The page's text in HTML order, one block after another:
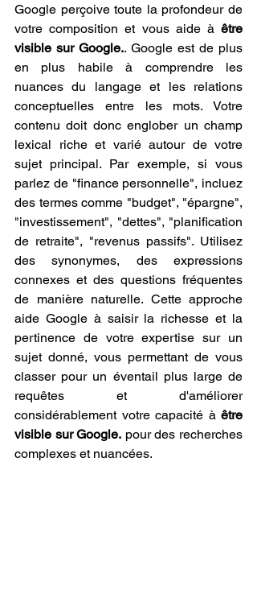
Google perçoive toute la profondeur de
votre composition et vous aide à être
visible sur Google.. Google est de plus
en plus habile à comprendre les
nuances du langage et les relations
conceptuelles entre les mots. Votre
contenu doit donc englober un champ
lexical riche et varié autour de votre
sujet principal. Par exemple, si vous
parlez de "finance personnelle", incluez
des termes comme "budget", "épargne",
"investissement", "dettes", "planification
de retraite", "revenus passifs". Utilisez
des synonymes, des expressions
connexes et des questions fréquentes
de manière naturelle. Cette approche
aide Google à saisir la richesse et la
pertinence de votre expertise sur un
sujet donné, vous permettant de vous
classer pour un éventail plus large de
requêtes et d'améliorer
considérablement votre capacité à être
visible sur Google. pour des recherches
complexes et nuancées.